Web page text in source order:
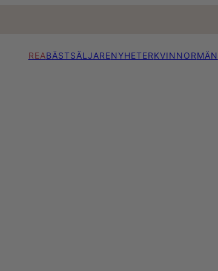
REABÄSTSÄLJARENYHETERKVINNORMÄN